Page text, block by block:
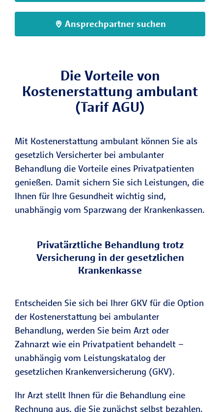
Ansprechpartner suchen
Die Vorteile von
Kostenerstattung ambulant
(Tarif AGU)
Mit Kostenerstattung ambulant können Sie als
gesetzlich Versicherter bei ambulanter
Behandlung die Vorteile eines Privatpatienten
genießen. Damit sichern Sie sich Leistungen, die
Ihnen für Ihre Gesundheit wichtig sind,
unabhängig vom Sparzwang der Krankenkassen.
Privatärztliche Behandlung trotz
Versicherung in der gesetzlichen
Krankenkasse
Entscheiden Sie sich bei Ihrer GKV für die Option
der Kostenerstattung bei ambulanter
Behandlung, werden Sie beim Arzt oder
Zahnarzt wie ein Privatpatient behandelt –
unabhängig vom Leistungskatalog der
gesetzlichen Krankenversicherung (GKV).
Ihr Arzt stellt Ihnen für die Behandlung eine
Rechnung aus, die Sie zunächst selbst bezahlen.